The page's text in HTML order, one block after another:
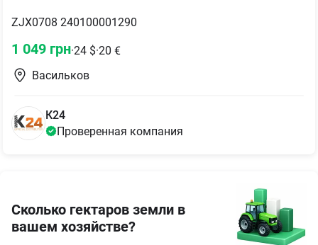
ZJX0708 240100001290
1 049 грн·24 $·20 €
Васильков
К24
Проверенная компания
Сколько гектаров земли в
вашем хозяйстве?